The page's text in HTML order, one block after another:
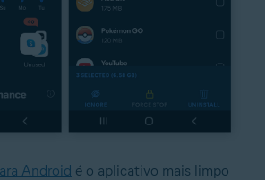
Android é o aplicativo mais limpo